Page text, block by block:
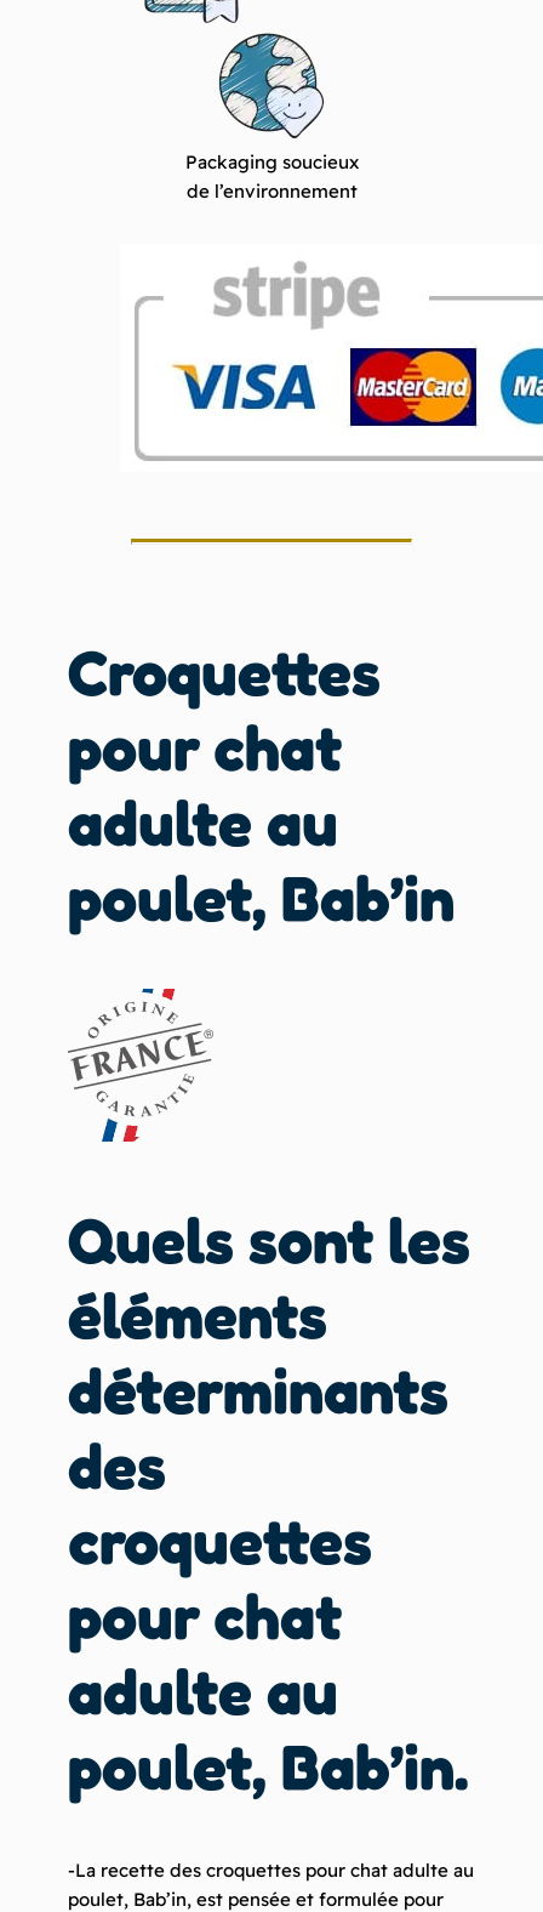
Packaging soucieux
de l’environnement
Croquettes
pour chat
adulte au
poulet, Bab’in
Quels sont les
éléments
déterminants
des
croquettes
pour chat
adulte au
poulet, Bab’in.
-La recette des croquettes pour chat adulte au
poulet, Bab’in, est pensée et formulée pour